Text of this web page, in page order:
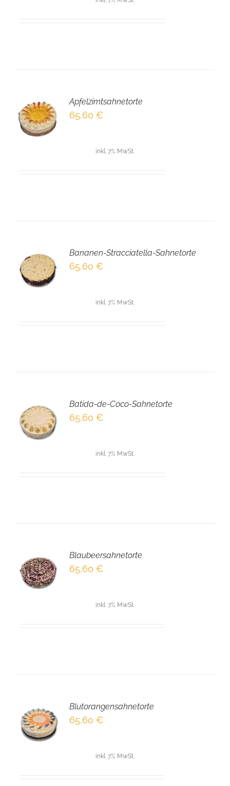
Apfelzimtsahnetorte
65,60 €
inkl. 7% MwSt.
Bananen-Stracciatella-Sahnetorte
65,60 €
inkl. 7% MwSt.
Batida-de-Coco-Sahnetorte
65,60 €
inkl. 7% MwSt.
Blaubeersahnetorte
65,60 €
inkl. 7% MwSt.
Blutorangensahnetorte
65,60 €
inkl. 7% MwSt.